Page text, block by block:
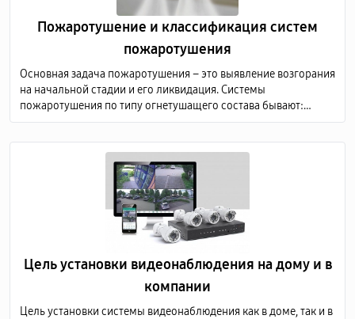
Пожаротушение и классификация систем
пожаротушения
Основная задача пожаротушения – это выявление возгорания
на начальной стадии и его ликвидация. Системы
пожаротушения по типу огнетушащего состава бывают:
аэрозольные; водяные; порошковые; газовые; пенные.
Цель установки видеонаблюдения на дому и в
компании
Цель установки системы видеонаблюдения как в доме, так и в